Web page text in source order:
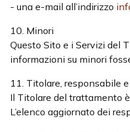
- una e-mail all’indirizzo
10. Minori
Questo Sito e i Servizi del
informazioni su minori
11. Titolare, responsabile
Il Titolare del trattamento
L’elenco aggiornato dei